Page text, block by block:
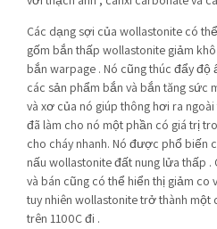
Các dạng sợi của wollastonite có
gốm bắn thấp wollastonite giảm
bắn warpage . Nó cũng thúc đẩy
các sản phẩm bắn và bắn tăng sức
và xơ của nó giúp thông hơi ra
đã làm cho nó một phần có giá trị
cho cháy nhanh. Nó được phổ biến
nấu wollastonite đất nung lửa thấp .
và bán cũng có thể hiển thị giảm co
tuy nhiên wollastonite trở thành
trên 1100C đi .